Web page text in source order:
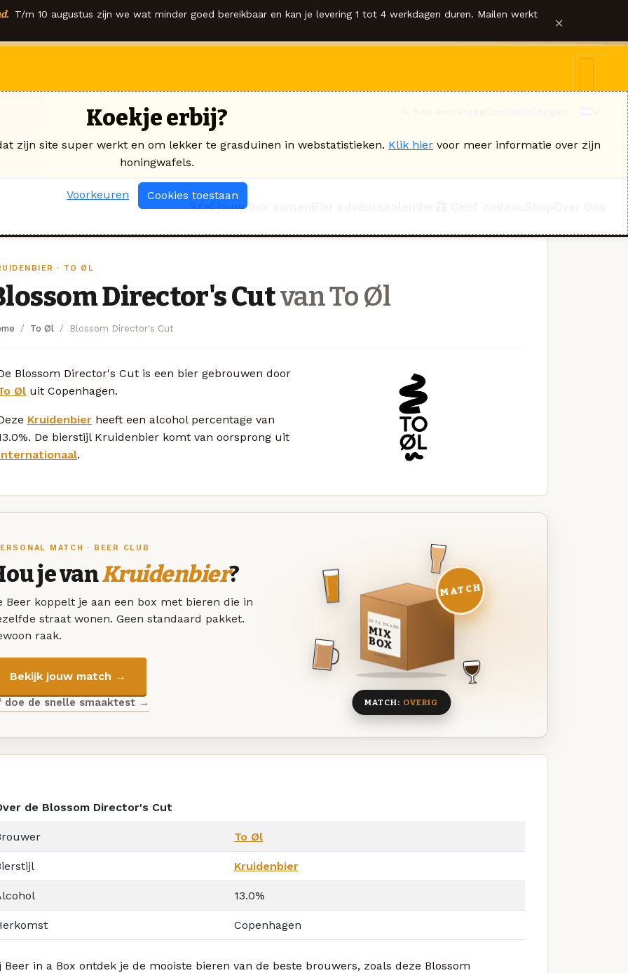
T/m 10 augustus zijn we wat minder goed bereikbaar en kan je levering 1 tot 4 werkdagen duren. Mailen werkt ×
Stel jouw box samen
· TO ØL
Director's Cutvan To Øl
To Øl Blossom Director's Cut
Blossom Director's Cut is een bier gebrouwen door
Øl uit Copenhagen.
Kruidenbier heeft een alcohol percentage van
De bierstijl Kruidenbier komt van oorsprong uit
.
MATCH · BEER CLUB
je vanKruidenbier?
Beer koppelt je aan een box met bieren die in
straat wonen. Geen standaard pakket.
raak.
Bekijk jouw match →
doe de snelle smaaktest →
DEZE MAAND
MIX
BOX
8 BIEREN
MATCH
MATCH: OVERIG
de Blossom Director's Cut
To Øl
Kruidenbier
13.0%
Copenhagen
Beer in a Box ontdek je de mooiste bieren van de beste brouwers, zoals deze Blossom
Koekje erbij?
zijn site super werkt en om lekker te grasduinen in webstatistieken. Klik hier voor meer informatie over zijn
honingwafels.
Voorkeuren Cookies toestaan